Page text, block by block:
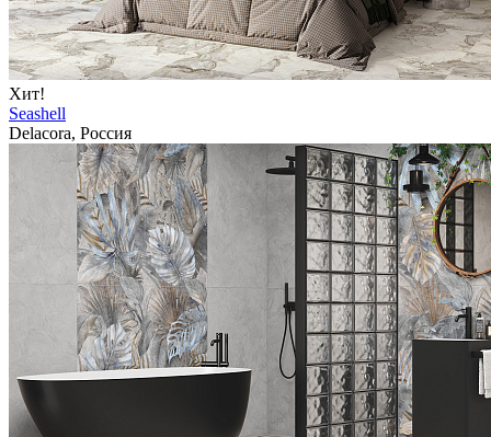
Хит!
Seashell
Delacora, Россия